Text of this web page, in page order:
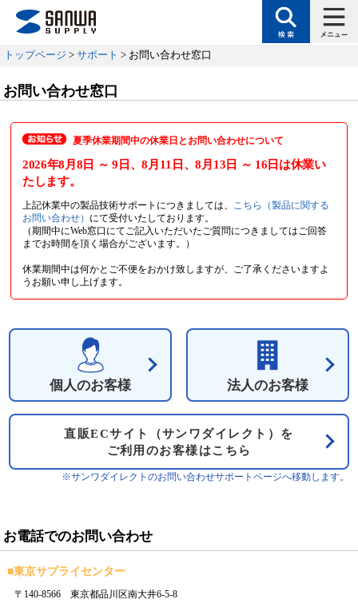
トップページ > サポート > お問い合わせ窓口
お問い合わせ窓口
夏季休業期間中の休業日とお問い合わせについて
2026年8月8日 ～ 9日 、8月11日 、8月13日 ～ 16日 は休業い
たします。
上記休業中の製品技術サポートにつきましては、
こちら（製品に関する
お問い合わせ） にて受付いたしております。
（期間中にWeb窓口にてご記入いただいたご質問につきましてはご回答
までお時間を頂く場合がございます。）
休業期間中は何かとご不便をおかけ致しますが、ご了承くださいますよ
うお願い申し上げます。
個人のお客様 法人のお客様
直販ECサイト（サンワダイレクト）を
ご利用のお客様はこちら
※サンワダイレクトのお問い合わせサポートページへ移動します。
お電話でのお問い合わせ
■東京サプライセンター
〒140-8566 東京都品川区南大井6-5-8